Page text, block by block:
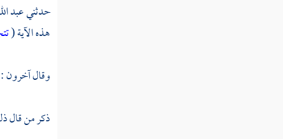
حدثنيعبد
هذه الآية (
وقال آخرون
ذكر من قال